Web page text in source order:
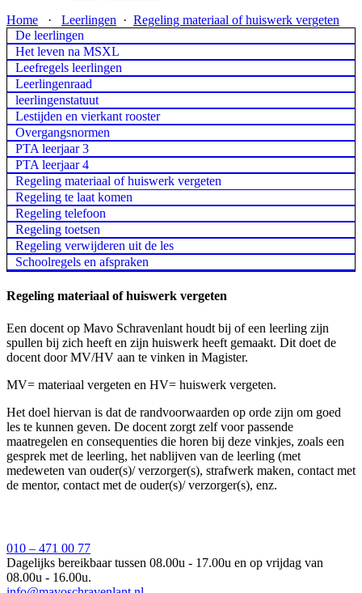
Home · Leerlingen · Regeling materiaal of huiswerk vergeten
De leerlingen
Het leven na MSXL
Leefregels leerlingen
Leerlingenraad
leerlingenstatuut
Lestijden en vierkant rooster
Overgangsnormen
PTA leerjaar 3
PTA leerjaar 4
Regeling materiaal of huiswerk vergeten
Regeling te laat komen
Regeling telefoon
Regeling toetsen
Regeling verwijderen uit de les
Schoolregels en afspraken
Regeling materiaal of huiswerk vergeten
Een docent op Mavo Schravenlant houdt bij of een leerling zijn
spullen bij zich heeft en zijn huiswerk heeft gemaakt. Dit doet de
docent door MV/HV aan te vinken in Magister.
MV= materiaal vergeten en HV= huiswerk vergeten.
Het doel hiervan is dat de randvoorwaarden op orde zijn om goed
les te kunnen geven. De docent zorgt zelf voor passende
maatregelen en consequenties die horen bij deze vinkjes, zoals een
gesprek met de leerling, het nablijven van de leerling (met
medeweten van ouder(s)/ verzorger(s), strafwerk maken, contact met
de mentor, contact met de ouder(s)/ verzorger(s), enz.
010 – 471 00 77
Dagelijks bereikbaar tussen 08.00u - 17.00u en op vrijdag van
08.00u - 16.00u.